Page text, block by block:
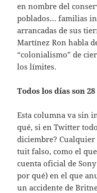
en nombre del
poblados… familias
arrancadas de sus
Martínez Ron habla
“colonialismo” de
los límites.
Todos los días son
Esta columna va sin
qué, si en Twitter
diciembre?
tuit falso, como el
cuenta oficial de
por qué) en el que
un accidente de